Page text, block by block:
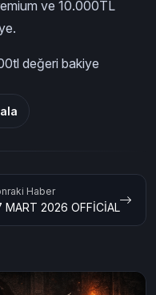
ve 10.000TL
değeri bakiye
Haber
MART 2026 OFFİCİAL